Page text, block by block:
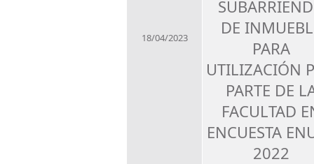
18/04/2023
DE
PARA
UTILIZACIÓN
PARTE DE
FACULTAD
ENCUESTA
2022